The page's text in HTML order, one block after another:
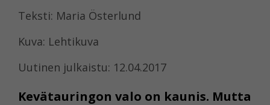
Teksti: Maria Österlund
Kuva: Lehtikuva
Uutinen julkaistu: 12.04.2017
Kevätauringon valo on kaunis. Mutta